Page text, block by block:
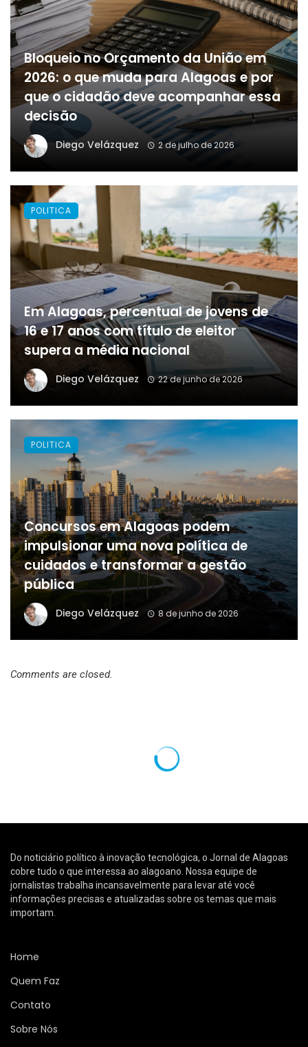
Bloqueio no Orçamento da União em
2026: o que muda para Alagoas e por
que o cidadão deve acompanhar essa
decisão
Diego Velázquez 2 de julho de 2026
Em Alagoas, percentual de jovens de
16 e 17 anos com título de eleitor
supera a média nacional
Diego Velázquez 22 de junho de 2026
POLITICA
Concursos em Alagoas podem
impulsionar uma nova política de
cuidados e transformar a gestão
pública
Diego Velázquez 8 de junho de 2026
POLITICA
Comments are closed.
NOTICIAS
de Exames por Planos de Saúde em
Alagoas
Diego Velázquez
visualizações